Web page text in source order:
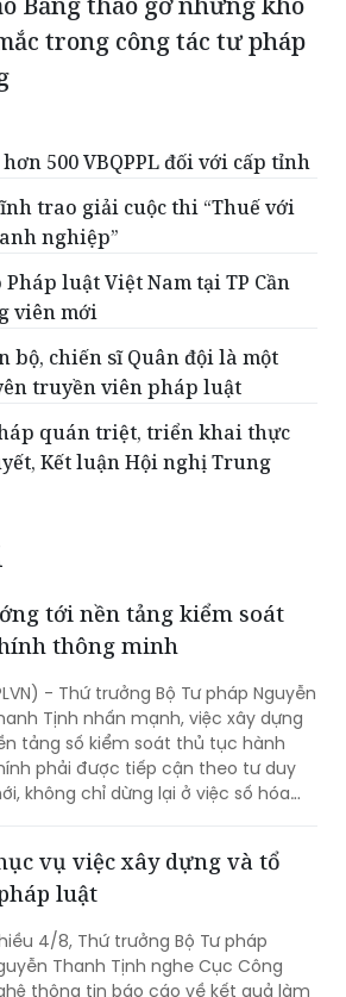
trong công tác tư pháp
500 VBQPPL đối với cấp tỉnh
trao giải cuộc thi “Thuế với
nghiệp”
Pháp luật Việt Nam tại TP Cần
viên mới
bộ, chiến sĩ Quân đội là một
truyền viên pháp luật
quán triệt, triển khai thực
Kết luận Hội nghị Trung
tới nền tảng kiểm soát
thông minh
- Thứ trưởng Bộ Tư pháp Nguyễn
Tịnh nhấn mạnh, việc xây dựng
tảng số kiểm soát thủ tục hành
phải được tiếp cận theo tư duy
không chỉ dừng lại ở việc số hóa
mà phải hướng tới xây dựng một
tảng thực sự thông minh, chủ
tăng cho công tác quản lý nhà
vụ việc xây dựng và tổ
luật
4/8, Thứ trưởng Bộ Tư pháp
Thanh Tịnh nghe Cục Công
thông tin báo cáo về kết quả làm